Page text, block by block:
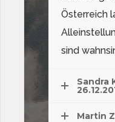
Österreich
sind
Sandra
Martin